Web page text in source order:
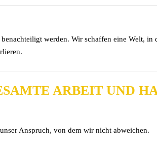
werden. Wir schaffen eine Welt,
ARBEIT UND
Anspruch, von dem wir nicht abweichen.